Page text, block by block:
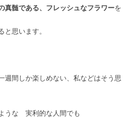
真髄である、フレッシュなフラワーを
思います。
週間しか楽しめない、私などはそう思
うな 実利的な人間でも